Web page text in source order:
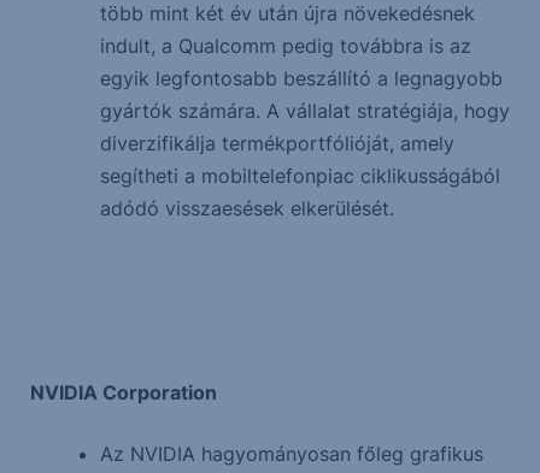
több mint két év után újra növekedésnek
indult, a Qualcomm pedig továbbra is az
egyik legfontosabb beszállító a legnagyobb
gyártók számára. A vállalat stratégiája, hogy
diverzifikálja termékportfólióját, amely
segítheti a mobiltelefonpiac ciklikusságából
adódó visszaesések elkerülését.
NVIDIA Corporation
Az NVIDIA hagyományosan főleg grafikus